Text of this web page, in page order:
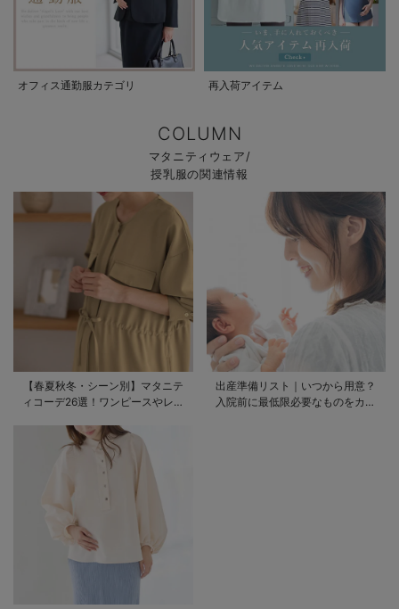
オフィス通勤服カテゴリ 再入荷アイテム
COLUMN
マタニティウェア/
授乳服の関連情報
【春夏秋冬・シーン別】マタニテ
ィコーデ26選！ワンピースやレギ
出産準備リスト｜いつから用意？
入院前に最低限必要なものをカテ